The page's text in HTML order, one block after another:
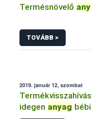
Termésnövelő
TOVÁBB >
2019. január 12, szombat
idegen anyag